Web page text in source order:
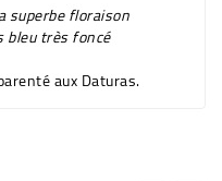
superbe floraison
bleu très foncé
aux Daturas.